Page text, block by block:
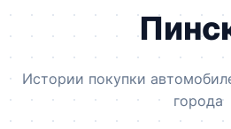
Истории покупки
города